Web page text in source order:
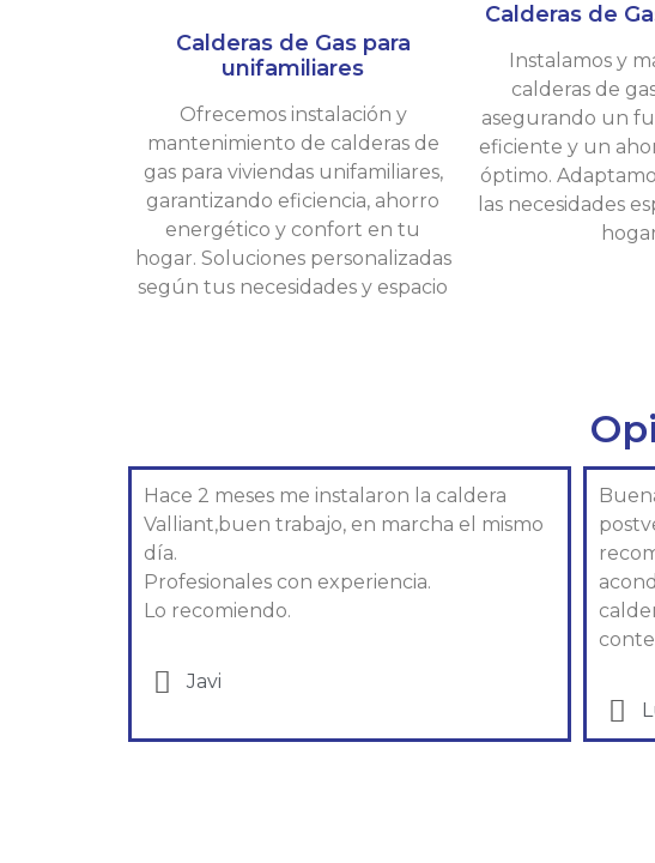
Calderas de Gas para
unifamiliares
Ofrecemos instalación y
mantenimiento de calderas de
gas para viviendas unifamiliares,
garantizando eficiencia, ahorro
energético y confort en tu
hogar. Soluciones personalizadas
según tus necesidades y espacio
Calderas de
Instalamos y
calderas de
asegurando un
eficiente y un
óptimo.
las necesidades
Hace 2 meses me instalaron la caldera
Valliant,buen trabajo, en marcha el mismo
día.
Profesionales con experiencia.
Lo recomiendo.
Javi